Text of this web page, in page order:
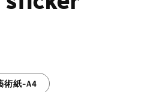
術紙-A4